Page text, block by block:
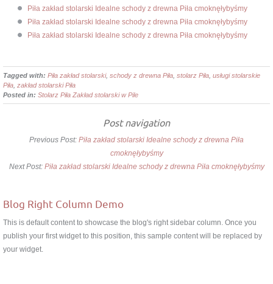
Piła zakład stolarski Idealne schody z drewna Piła cmoknęłybyśmy
Piła zakład stolarski Idealne schody z drewna Piła cmoknęłybyśmy
Piła zakład stolarski Idealne schody z drewna Piła cmoknęłybyśmy
Tagged with: Piła zakład stolarski, schody z drewna Piła stolarz Piła usługi stolarskie
Piła zakład stolarski Piła
Posted in: Stolarz Piła Zakład stolarski w Pile
Post navigation
Previous Post: Piła zakład stolarski Idealne schody z drewna Piła
cmoknęłybyśmy
Next Post: Piła zakład stolarski Idealne schody z drewna Piła cmoknęłybyśmy
Blog Right Column Demo
This is default content to showcase the blog's right sidebar column. Once you
publish your first widget to this position, this sample content will be replaced by
your widget.